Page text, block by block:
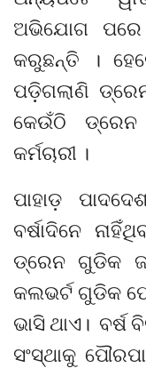
ଅଭିଯୋଗ ପରେ
କରୁଛନ୍ତି ।
ପଡ଼ିଗଲାଣି
କେଉଁଠି ଡ୍ରେନ
କର୍ମଚାରୀ ।
ପାହାଡ଼
ବର୍ଷାଦିନେ
ଡ୍ରେନ ଗୁଡିକ
କଲଭର୍ଟ ଗୁଡିକ
ଭାସି ଥାଏ। ବର୍ଷ
ସଂସ୍ଥାକୁ